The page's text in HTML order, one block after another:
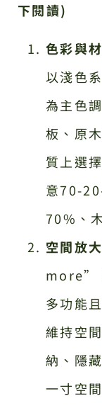
下閱讀)
色彩與
以淺色
為主色
板、原
質上選
意70-
70%、
空間放
more”
多功能
維持空
納、隱
一寸空